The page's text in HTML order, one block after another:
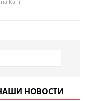
Кант
НОВОСТИ